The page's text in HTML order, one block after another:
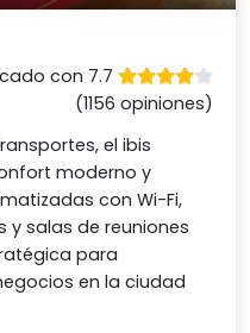
con 7.7
(1156 opiniones)
el ibis
moderno y
con Wi-Fi,
y salas de reuniones
para
en la ciudad